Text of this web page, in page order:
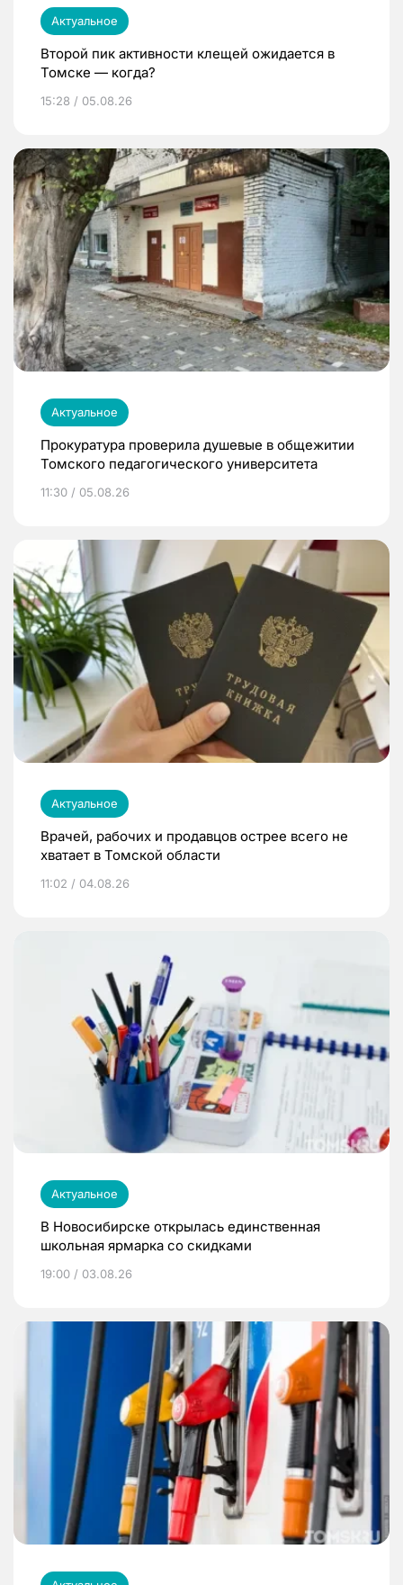
Актуальное
Второй пик активности клещей ожидается в
Томске — когда?
15:28 / 05.08.26
Актуальное
Прокуратура проверила душевые в общежитии
Томского педагогического университета
11:30 / 05.08.26
Актуальное
Врачей, рабочих и продавцов острее всего не
хватает в Томской области
11:02 / 04.08.26
Актуальное
В Новосибирске открылась единственная
школьная ярмарка со скидками
19:00 / 03.08.26